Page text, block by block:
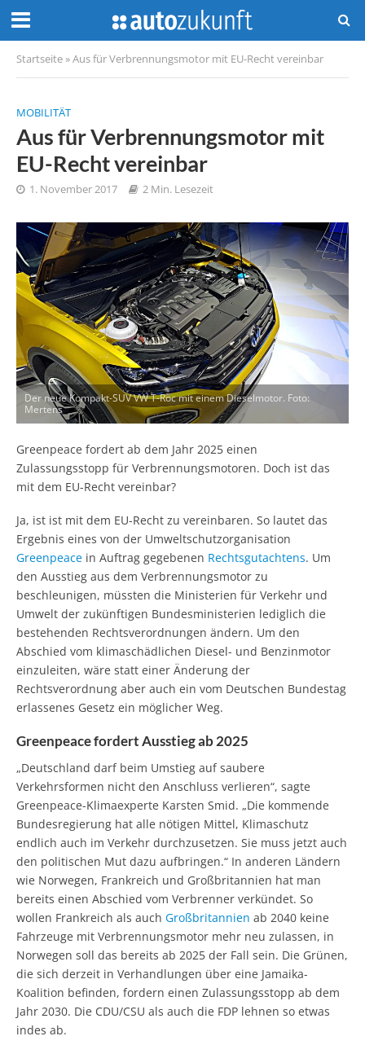
Startseite »Aus für Verbrennungsmotor mit EU-Recht vereinbar
MOBILITÄT
Aus für Verbrennungsmotor mit
EU-Recht vereinbar
1. November 2017 2 Min. Lesezeit
Der neue Kompakt-SUV VW T-Roc mit einem Dieselmotor. Foto:
Mertens
Greenpeace fordert ab dem Jahr 2025 einen
Zulassungsstopp für Verbrennungsmotoren. Doch ist das
mit dem EU-Recht vereinbar?
Ja, ist ist mit dem EU-Recht zu vereinbaren. So lautet das
Ergebnis eines von der Umweltschutzorganisation
Greenpeace in Auftrag gegebenen Rechtsgutachtens. Um
den Ausstieg aus dem Verbrennungsmotor zu
beschleunigen, müssten die Ministerien für Verkehr und
Umwelt der zukünftigen Bundesministerien lediglich die
bestehenden Rechtsverordnungen ändern. Um den
Abschied vom klimaschädlichen Diesel- und Benzinmotor
einzuleiten, wäre statt einer Änderung der
Rechtsverordnung aber auch ein vom Deutschen Bundestag
erlassenes Gesetz ein möglicher Weg.
Greenpeace fordert Ausstieg ab 2025
„Deutschland darf beim Umstieg auf saubere
Verkehrsformen nicht den Anschluss verlieren“, sagte
Greenpeace-Klimaexperte Karsten Smid. „Die kommende
Bundesregierung hat alle nötigen Mittel, Klimaschutz
endlich auch im Verkehr durchzusetzen. Sie muss jetzt auch
den politischen Mut dazu aufbringen.“ In anderen Ländern
wie Norwegen, Frankreich und Großbritannien hat man
bereits einen Abschied vom Verbrenner verkündet. So
wollen Frankreich als auch Großbritannien ab 2040 keine
Fahrzeuge mit Verbrennungsmotor mehr neu zulassen, in
Norwegen soll das bereits ab 2025 der Fall sein. Die Grünen,
die sich derzeit in Verhandlungen über eine Jamaika-
Koalition befinden, fordern einen Zulassungsstopp ab dem
Jahr 2030. Die CDU/CSU als auch die FDP lehnen so etwas
indes ab.